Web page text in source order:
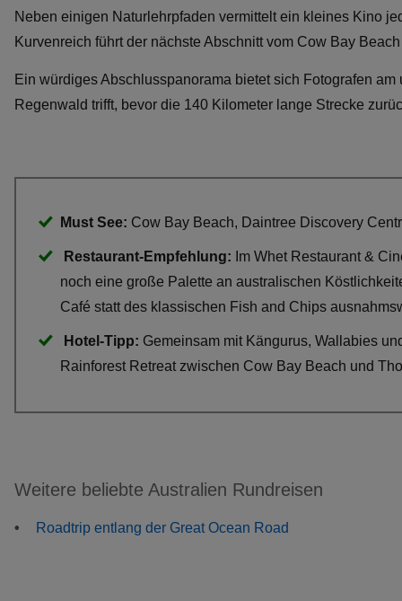
Neben einigen Naturlehrpfaden vermittelt ein kleines Kino
Kurvenreich führt der nächste Abschnitt vom Cow Bay
Ein würdiges Abschlusspanorama bietet sich Fotografen
Regenwald trifft, bevor die 140 Kilometer lange Strecke
Must See: Cow Bay Beach, Daintree Discovery
Restaurant-Empfehlung: Im Whet Restaurant &
noch eine große Palette an australischen
Café statt des klassischen Fish and Chips
Hotel-Tipp: Gemeinsam mit Kängurus, Wallabies
Rainforest Retreat zwischen Cow Bay Beach und
Weitere beliebte Australien Rundreisen
Roadtrip entlang der Great Ocean Road